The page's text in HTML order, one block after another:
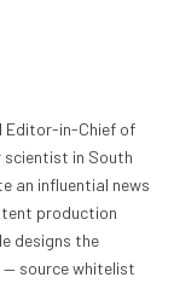
Editor-in-Chief of
scientist in South
an influential news
production
designs the
source whitelist